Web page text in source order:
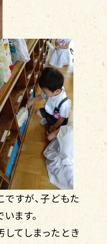
すが、子どもた
ます。
してしまったとき